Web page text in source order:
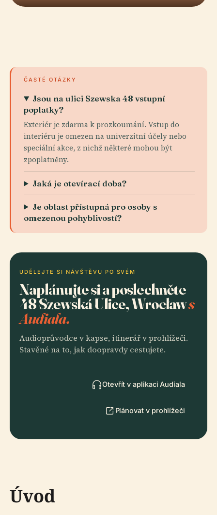
ČASTÉ OTÁZKY
Jsou na ulici Szewska 48 vstupní
poplatky?
Exteriér je zdarma k prozkoumání. Vstup do
interiéru je omezen na univerzitní účely nebo
speciální akce, z nichž některé mohou být
zpoplatněny.
Jaká je otevírací doba?
Je oblast přístupná pro osoby s
omezenou pohyblivostí?
UDĚLEJTE SI NÁVŠTĚVU PO SVÉM
Naplánujte si a poslechněte
48 Szewská Ulice, Wrocławs
Audiala.
Audioprůvodce v kapse, itinerář v prohlížeči.
Stavěné na to, jak doopravdy cestujete.
Otevřít v aplikaci Audiala
Plánovat v prohlížeči
Úvod